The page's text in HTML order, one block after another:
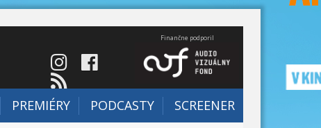
Finančne podporil
PREMIÉRY PODCASTY SCREENER